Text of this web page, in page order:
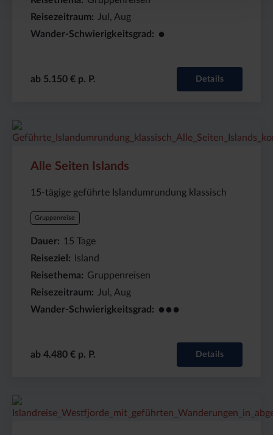
Reisezeitraum
Jul, Aug
Wander-Schwierigkeitsgrad
●
ab 5.150 € p. P. Details
Alle Seiten Islands
15-tägige geführte Islandumrundung klassisch
Gruppenreise
Dauer 15 Tage
Reiseziel
Island
Reisethema
Gruppenreisen
Reisezeitraum
Jul, Aug
Wander-Schwierigkeitsgrad
●●●
ab 4.480 € p. P. Details
Preis
(ab):
4480€
Dauer:
15
Reiseziel
Island
Preis
(ab):
Dauer:
15
Reiseziel
Island